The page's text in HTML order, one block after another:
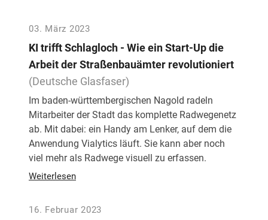
03. März 2023
KI trifft Schlagloch - Wie ein Start-Up die
Arbeit der Straßenbauämter revolutioniert
(Deutsche Glasfaser)
Im baden-württembergischen Nagold radeln
Mitarbeiter der Stadt das komplette Radwegenetz
ab. Mit dabei: ein Handy am Lenker, auf dem die
Anwendung Vialytics läuft. Sie kann aber noch
viel mehr als Radwege visuell zu erfassen.
Weiterlesen
16. Februar 2023